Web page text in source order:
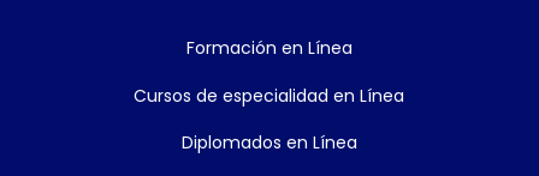
Formación en Línea
Cursos de especialidad en Línea
Diplomados en Línea